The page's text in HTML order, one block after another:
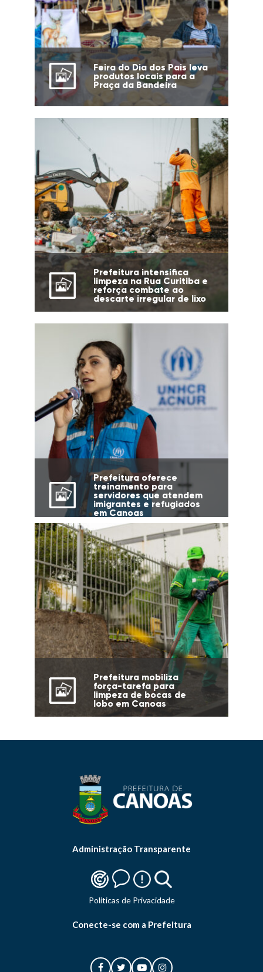
Feira do Dia dos Pais leva
produtos locais para a
Praça da Bandeira
Prefeitura intensifica
limpeza na Rua Curitiba e
reforça combate ao
descarte irregular de lixo
Prefeitura oferece
treinamento para
servidores que atendem
imigrantes e refugiados
em Canoas
Prefeitura mobiliza
força-tarefa para
limpeza de bocas de
lobo em Canoas
Administração Transparente
Politicas de Privacidade
Conecte-se com a Prefeitura